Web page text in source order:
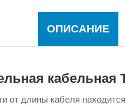
ОПИСАНИЕ
от длины кабеля